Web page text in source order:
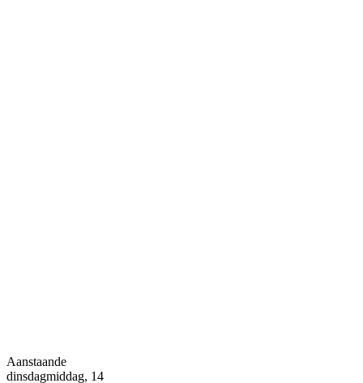
Aanstaande
dinsdagmiddag, 14